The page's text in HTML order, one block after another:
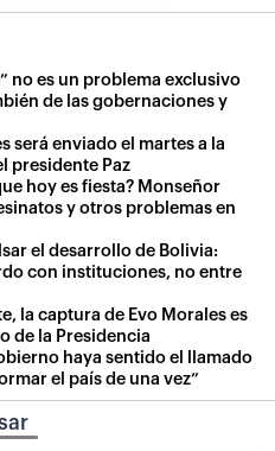
no es un problema exclusivo
de las gobernaciones y
será enviado el martes a la
presidente Paz
hoy es fiesta? Monseñor
y otros problemas en
el desarrollo de Bolivia:
con instituciones, no entre
la captura de Evo Morales es
de la Presidencia
haya sentido el llamado
el país de una vez”